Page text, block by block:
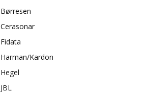
Børresen
Cerasonar
Fidata
Harman/Kardon
Hegel
JBL